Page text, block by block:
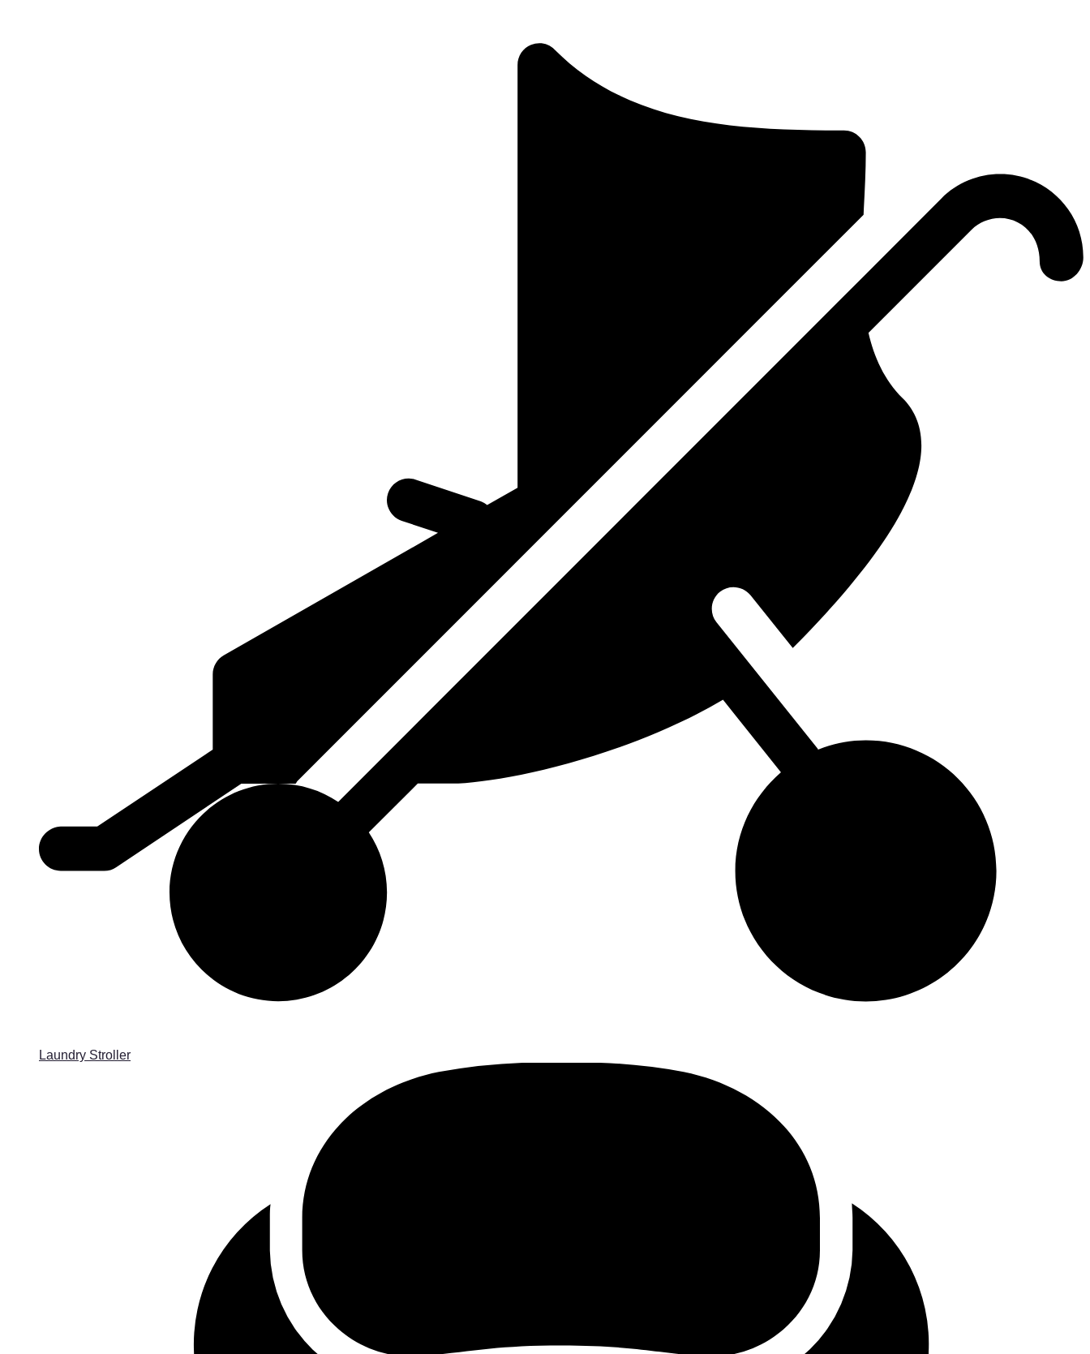
Laundry Stroller